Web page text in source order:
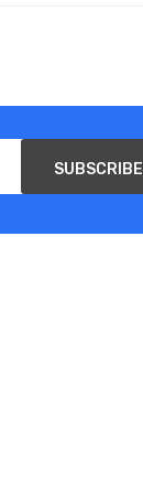
SUBSCRIBE